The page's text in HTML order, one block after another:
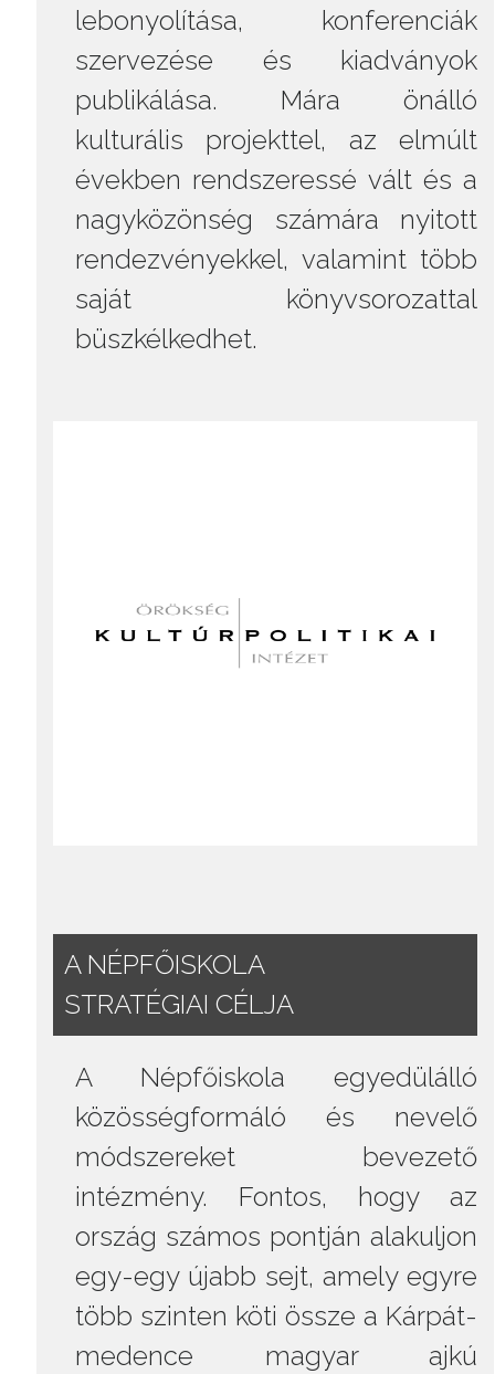
lebonyolítása, konferenciák
szervezése és kiadványok
publikálása. Mára önálló
kulturális projekttel, az elmúlt
években rendszeressé vált és a
nagyközönség számára nyitott
rendezvényekkel, valamint több
saját könyvsorozattal
büszkélkedhet.
A NÉPFŐISKOLA
STRATÉGIAI CÉLJA
A Népfőiskola egyedülálló
közösségformáló és nevelő
módszereket bevezető
intézmény. Fontos, hogy az
ország számos pontján alakuljon
egy-egy újabb sejt, amely egyre
több szinten köti össze a Kárpát-
medence magyar ajkú